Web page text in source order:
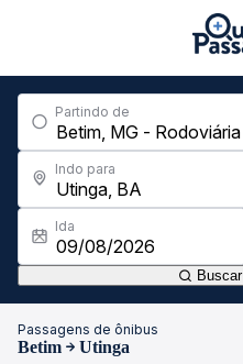
Partindo de
Indo para
Ida
Passagens de ônibus
Betim Utinga